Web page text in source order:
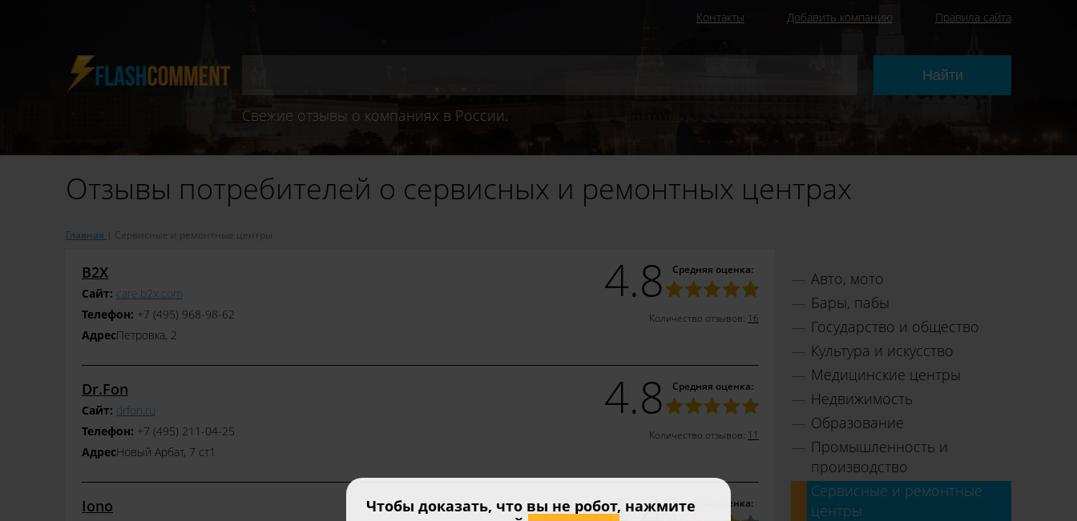
Контакты Добавить компанию Правила сайта
Свежие отзывы о компаниях в России.
Отзывы потребителей о сервисных и ремонтных центрах
Главная Сервисные и ремонтные центры
Средняя оценка:
4.8
Количество отзывов: 16
B2X
Сайт: care.b2x.com
Телефон: +7 (495) 968‒98‒62
Адрес​Петровка, 2
Средняя оценка:
4.8
Количество отзывов: 11
Dr.Fon
Сайт: drfon.ru
Телефон: +7 (495) 211‒04‒25
Адрес​Новый Арбат, 7 ст1
Средняя оценка:
Iono
Авто, мото
Бары, пабы
Государство и общество
Культура и искусство
Медицинские центры
Недвижимость
Образование
Промышленность и
производство
Сервисные и ремонтные
центры
Чтобы доказать, что вы не робот, нажмите